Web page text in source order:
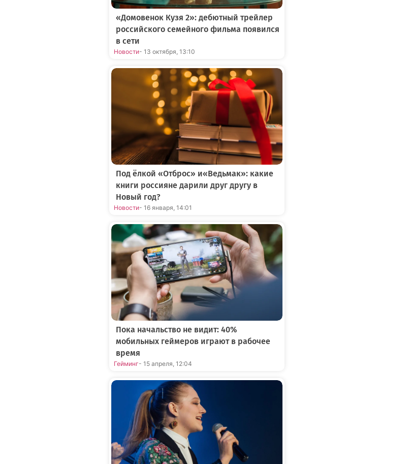
«Домовенок Кузя 2»: дебютный трейлер
российского семейного фильма появился
в сети
Новости- 13 октября, 13:10
Под ёлкой «Отброс» и«Ведьмак»: какие
книги россияне дарили друг другу в
Новый год?
Новости- 16 января, 14:01
Пока начальство не видит: 40%
мобильных геймеров играют в рабочее
время
Гейминг- 15 апреля, 12:04